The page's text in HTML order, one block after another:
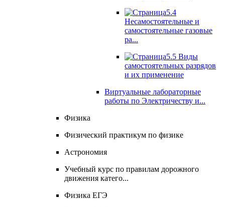
5.4
Несамостоятельные и
самостоятельные газовые
ра...
5.5 Виды
самостоятельных разрядов
и их применение
Виртуальные лабораторные
работы по Электричеству и...
Физика
Физический практикум по физике
Астрономия
Учебный курс по правилам дорожного
движения катего...
Физика ЕГЭ